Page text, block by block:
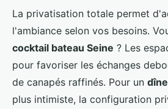
La privatisation totale permet
l'ambiance selon vos besoins.
cocktail bateau Seine ? Les
pour favoriser les échanges
de canapés raffinés. Pour un
plus intimiste, la configuration